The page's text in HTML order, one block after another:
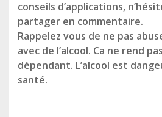
conseils d’applications,
partager en commentaire.
Rappelez vous de ne pas
avec de l’alcool. Ca ne rend
dépendant. L’alcool est
santé.